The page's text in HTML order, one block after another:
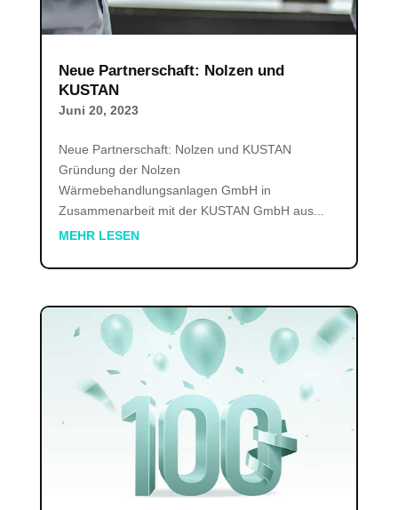
Neue Partnerschaft: Nolzen und
KUSTAN
Juni 20, 2023
Neue Partnerschaft: Nolzen und KUSTAN
Gründung der Nolzen
Wärmebehandlungsanlagen GmbH in
Zusammenarbeit mit der KUSTAN GmbH aus...
MEHR LESEN